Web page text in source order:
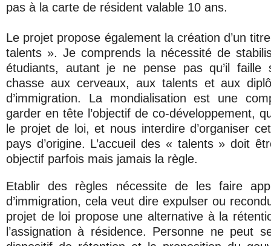
pas à la carte de résident valable 10 ans.
Le projet propose également la création d’un
talents ». Je comprends la nécessité de
étudiants, autant je ne pense pas qu’il faille
chasse aux cerveaux, aux talents et aux
d’immigration. La mondialisation est une
garder en tête l’objectif de co-développement,
le projet de loi, et nous interdire d’organiser
pays d’origine. L’accueil des « talents » doit
objectif parfois mais jamais la règle.
Etablir des règles nécessite de les faire
d’immigration, cela veut dire expulser ou
projet de loi propose une alternative à la
l’assignation à résidence. Personne ne peut